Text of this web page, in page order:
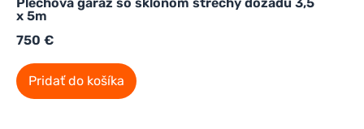
x 5m
750 €
Pridať do košíka